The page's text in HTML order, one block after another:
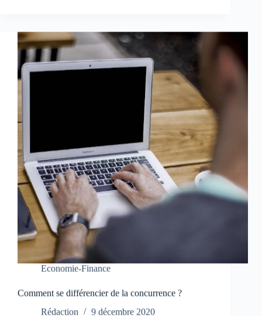
Economie-Finance
Comment se différencier de la concurrence ?
Rédaction
9 décembre 2020